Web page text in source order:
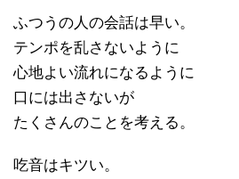
ふつうの人の会話は早い。
テンポを乱さないように
心地よい流れになるように
口には出さないが
たくさんのことを考える。
吃音はキツい。